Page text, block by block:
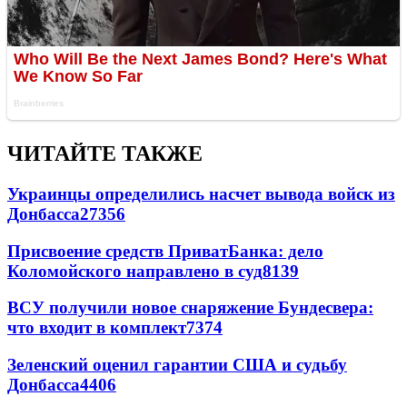
ЧИТАЙТЕ ТАКЖЕ
Украинцы определились насчет вывода войск из
Донбасса27356
Присвоение средств ПриватБанка: дело
Коломойского направлено в суд8139
ВСУ получили новое снаряжение Бундесвера:
что входит в комплект7374
Зеленский оценил гарантии США и судьбу
Донбасса4406